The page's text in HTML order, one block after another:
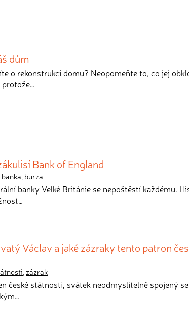
dům
o rekonstrukci domu? Neopomeňte to, co jej
Bank of England
banka, burza
banky Velké Británie se nepoštěstí každému.
Václav a jaké zázraky tento patron
, zázrak
české státnosti, svátek neodmyslitelně spojený